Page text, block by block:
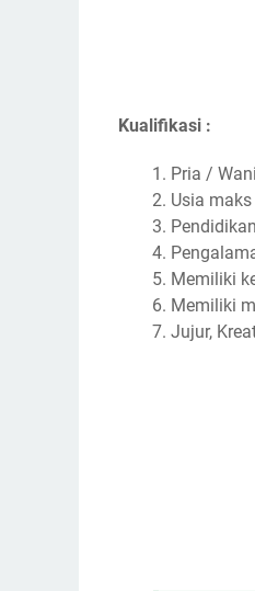
Kualifikasi :
Pria /
Usia
Memiliki
Memiliki
Jujur,